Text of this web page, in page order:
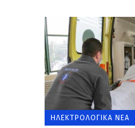
ΗΛΕΚΤΡΟΛΟΓΙΚΆ ΝΈΑ